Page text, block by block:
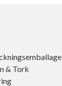
& Tork